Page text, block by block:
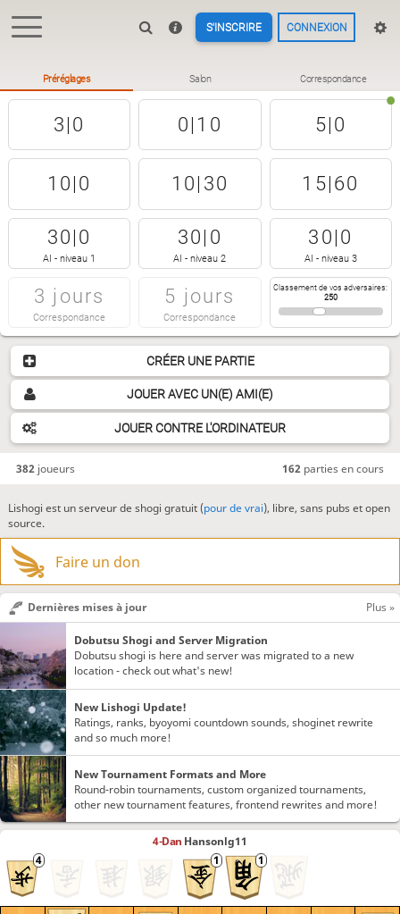
S'INSCRIRE CONNEXION
CRÉER UNE PARTIE
JOUER AVEC UN(E) AMI(E)
JOUER CONTRE L'ORDINATEUR
382joueurs 162 parties en cours
Préréglages Salon Correspondance
3|0 0|10 5|0
10|0 10|30 15|60
30|0
AI - niveau 1
30|0
AI - niveau 2
30|0
AI - niveau 3
3 jours
Correspondance
5 jours
Correspondance
Classement de vos adversaires:
250
Lishogi est un serveur de shogi gratuit (pour de vrai), libre, sans pubs et open
source.
Faire un don
4-Dan Hansonlg11
Dernières mises à jour Plus »
Dobutsu Shogi and Server Migration
Dobutsu shogi is here and server was migrated to a new
location - check out what's new!
New Lishogi Update!
Ratings, ranks, byoyomi countdown sounds, shoginet rewrite
and so much more!
New Tournament Formats and More
Round-robin tournaments, custom organized tournaments,
other new tournament features, frontend rewrites and more!